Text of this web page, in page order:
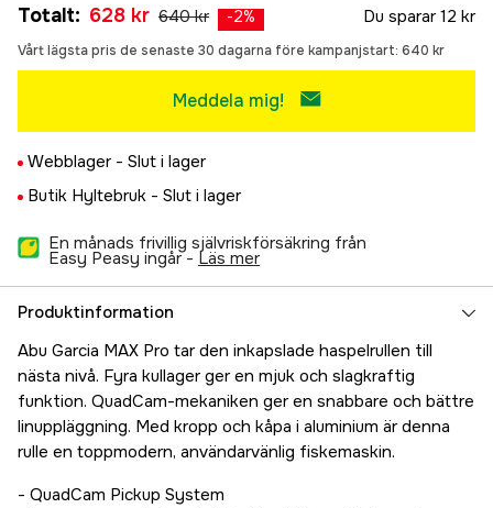
Totalt: 628 kr 640 kr -2% Du sparar 12 kr
Vårt lägsta pris de senaste 30 dagarna före kampanjstart: 640 kr
Meddela mig!
Webblager - Slut i lager
Butik Hyltebruk - Slut i lager
En månads frivillig självriskförsäkring från
Easy Peasy ingår - läs mer
Produktinformation
Abu Garcia MAX Pro tar den inkapslade haspelrullen till
nästa nivå. Fyra kullager ger en mjuk och slagkraftig
funktion. QuadCam-mekaniken ger en snabbare och bättre
linuppläggning. Med kropp och kåpa i aluminium är denna
rulle en toppmodern, användarvänlig fiskemaskin.
- QuadCam Pickup System